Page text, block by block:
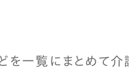
を一覧にまとめて介